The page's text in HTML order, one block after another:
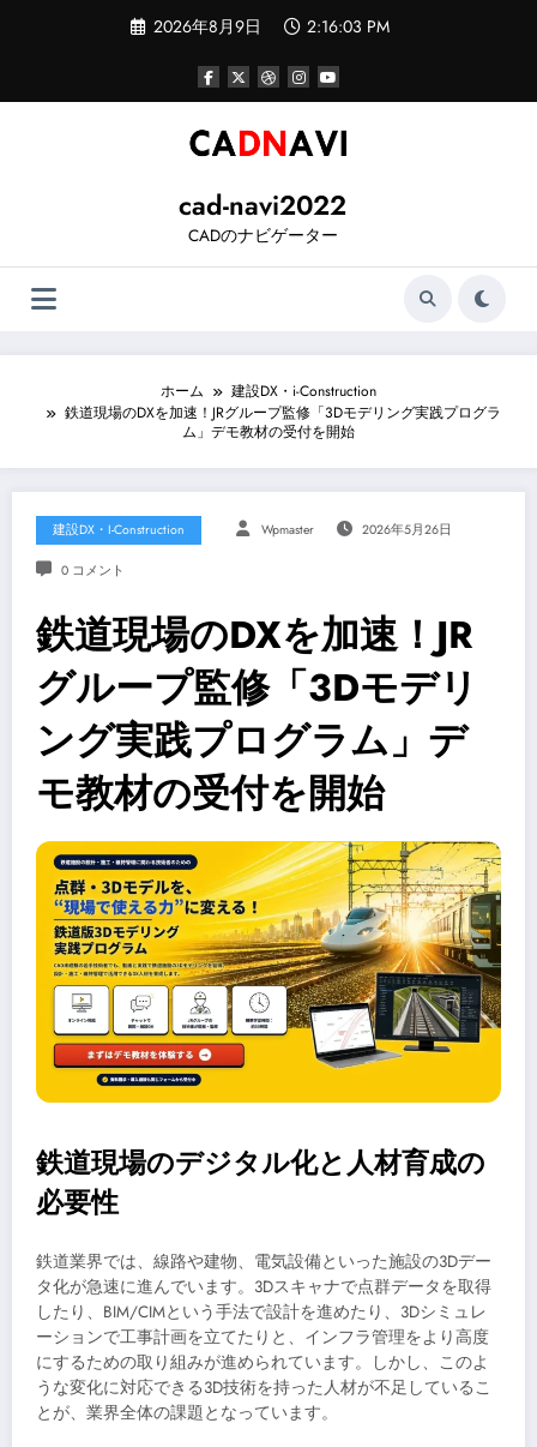
ツ
2026年8月9日 2:16:04 PM
cad-navi2022
CADのナビゲーター
ホーム
建設DX・i-Construction
鉄道現場のDXを加速！JRグループ監修「3Dモデリング実践プログラ
ム」デモ教材の受付を開始
建設DX・i-Construction Wpmaster 2026年5月26日
0 コメント
鉄道現場のDXを加速！JR
グループ監修「3Dモデリ
ング実践プログラム」デ
モ教材の受付を開始
鉄道現場のデジタル化と人材育成の
必要性
鉄道業界では、線路や建物、電気設備といった施設の3Dデー
タ化が急速に進んでいます。3Dスキャナで点群データを取得
したり、BIM/CIMという手法で設計を進めたり、3Dシミュレ
ーションで工事計画を立てたりと、インフラ管理をより高度
にするための取り組みが進められています。しかし、このよ
うな変化に対応できる3D技術を持った人材が不足しているこ
とが、業界全体の課題となっています。